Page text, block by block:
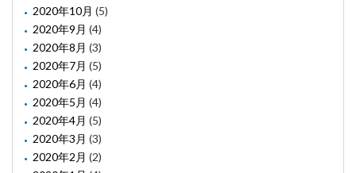
2020年10月 (5)
2020年9月 (4)
2020年8月 (3)
2020年7月 (5)
2020年6月 (4)
2020年5月 (4)
2020年4月 (5)
2020年3月 (3)
2020年2月 (2)